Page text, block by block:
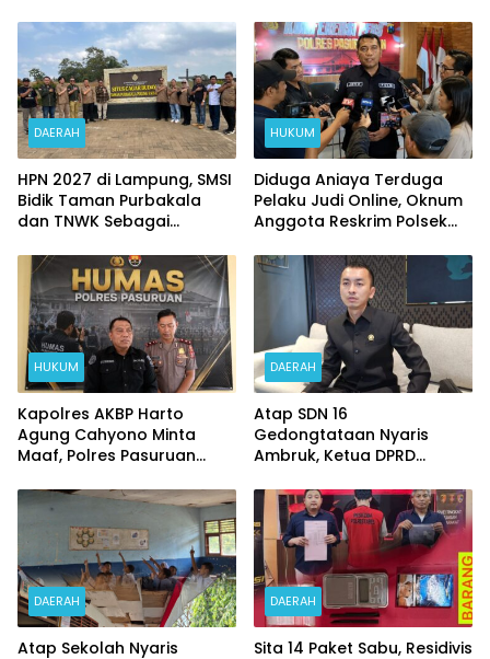
Ojol dan Warga
DAERAH
HPN 2027 di Lampung, SMSI
Bidik Taman Purbakala
dan TNWK Sebagai
HUKUM
Diduga Aniaya Terduga
Pelaku Judi Online, Oknum
Anggota Reskrim Polsek
HUKUM
Kapolres AKBP Harto
Agung Cahyono Minta
Maaf, Polres Pasuruan
Meninggalnya Terduga
DAERAH
Atap SDN 16
Gedongtataan Nyaris
Ambruk, Ketua DPRD
Perjuangkan Anggaran
Perbaikan
DAERAH
Atap Sekolah Nyaris
DAERAH
Sita 14 Paket Sabu, Residivis